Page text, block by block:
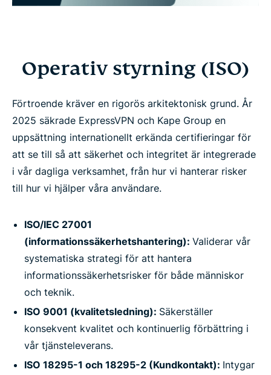
Operativ styrning (ISO)
Förtroende kräver en rigorös arkitektonisk grund. År
2025 säkrade ExpressVPN och Kape Group en
uppsättning internationellt erkända certifieringar för
att se till så att säkerhet och integritet är integrerade
i vår dagliga verksamhet, från hur vi hanterar risker
till hur vi hjälper våra användare.
ISO/IEC 27001
(informationssäkerhetshantering): Validerar vår
systematiska strategi för att hantera
informationssäkerhetsrisker för både människor
och teknik.
ISO 9001 (kvalitetsledning): Säkerställer
konsekvent kvalitet och kontinuerlig förbättring i
vår tjänsteleverans.
ISO 18295-1 och 18295-2 (Kundkontakt): Intygar